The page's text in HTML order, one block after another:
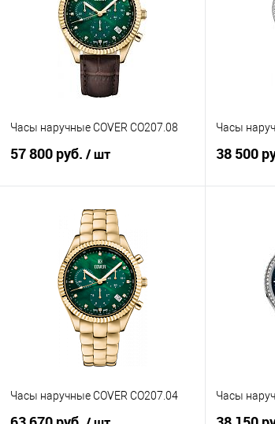
Часы наручные COVER CO207.08
57 800 руб. / шт
В корзину
Купить в 1 клик
К сравнению
В избранное
В наличии
Часы
38 500
Купить
В
Часы наручные COVER CO207.04 Часы